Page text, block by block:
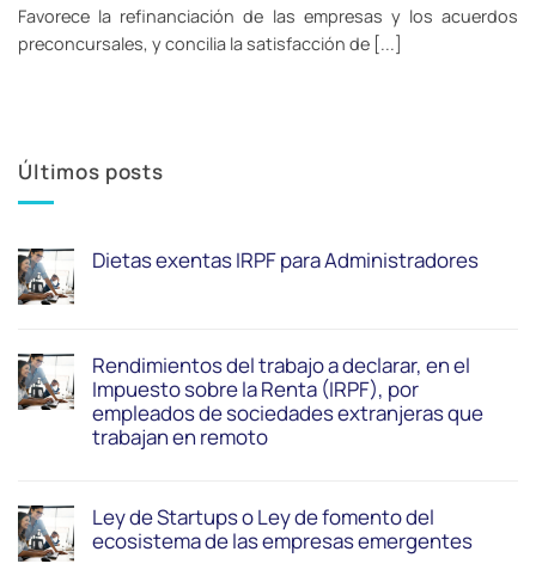
Favorece la refinanciación de las empresas y los acuerdos
preconcursales, y concilia la satisfacción de [...]
Últimos posts
Dietas exentas IRPF para Administradores
Rendimientos del trabajo a declarar, en el
Impuesto sobre la Renta (IRPF), por
empleados de sociedades extranjeras que
trabajan en remoto
Ley de Startups o Ley de fomento del
ecosistema de las empresas emergentes